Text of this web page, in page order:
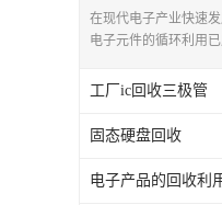
在现代电子产业快速发
电子元件的循环利用
工厂ic回收三极管
固态硬盘回收
电子产品的回收利